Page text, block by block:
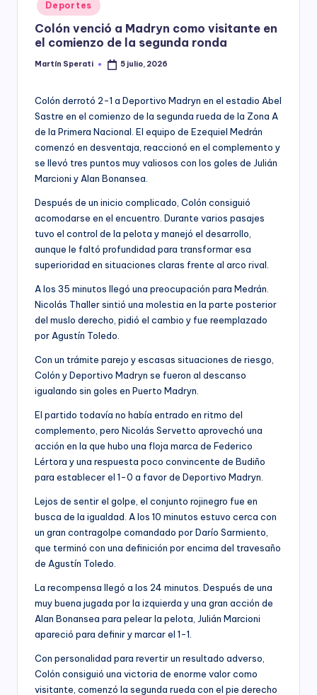
y
in
Deportes
Colón venció a Madryn como visitante en
el comienzo de la segunda ronda
Posted
Martín Sperati 5 julio, 2026
Colón derrotó 2-1 a Deportivo Madryn en el estadio Abel
Sastre en el comienzo de la segunda rueda de la Zona A
de la Primera Nacional. El equipo de Ezequiel Medrán
comenzó en desventaja, reaccionó en el complemento y
se llevó tres puntos muy valiosos con los goles de Julián
Marcioni y Alan Bonansea.
Después de un inicio complicado, Colón consiguió
acomodarse en el encuentro. Durante varios pasajes
tuvo el control de la pelota y manejó el desarrollo,
aunque le faltó profundidad para transformar esa
superioridad en situaciones claras frente al arco rival.
A los 35 minutos llegó una preocupación para Medrán.
Nicolás Thaller sintió una molestia en la parte posterior
del muslo derecho, pidió el cambio y fue reemplazado
por Agustín Toledo.
Con un trámite parejo y escasas situaciones de riesgo,
Colón y Deportivo Madryn se fueron al descanso
igualando sin goles en Puerto Madryn.
El partido todavía no había entrado en ritmo del
complemento, pero Nicolás Servetto aprovechó una
acción en la que hubo una floja marca de Federico
Lértora y una respuesta poco convincente de Budiño
para establecer el 1-0 a favor de Deportivo Madryn.
Lejos de sentir el golpe, el conjunto rojinegro fue en
busca de la igualdad. A los 10 minutos estuvo cerca con
un gran contragolpe comandado por Darío Sarmiento,
que terminó con una definición por encima del travesaño
de Agustín Toledo.
La recompensa llegó a los 24 minutos. Después de una
muy buena jugada por la izquierda y una gran acción de
Alan Bonansea para pelear la pelota, Julián Marcioni
apareció para definir y marcar el 1-1.
Con personalidad para revertir un resultado adverso,
Colón consiguió una victoria de enorme valor como
visitante, comenzó la segunda rueda con el pie derecho